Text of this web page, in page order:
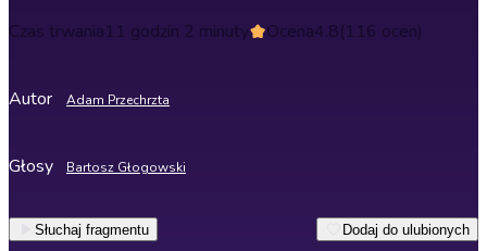
Czas trwania11 godzin 2 minuty Ocena4.8(116 ocen)
Autor Adam Przechrzta
Głosy Bartosz Głogowski
Słuchaj fragmentu Dodaj do ulubionych